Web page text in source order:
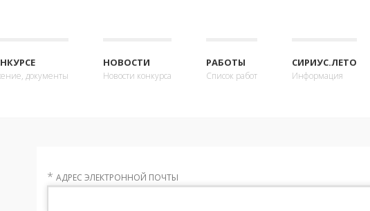
документы
НОВОСТИ
Новости конкурса
РАБОТЫ
Список работ
СИРИУС.ЛЕТО
Информация
* АДРЕС ЭЛЕКТРОННОЙ ПОЧТЫ